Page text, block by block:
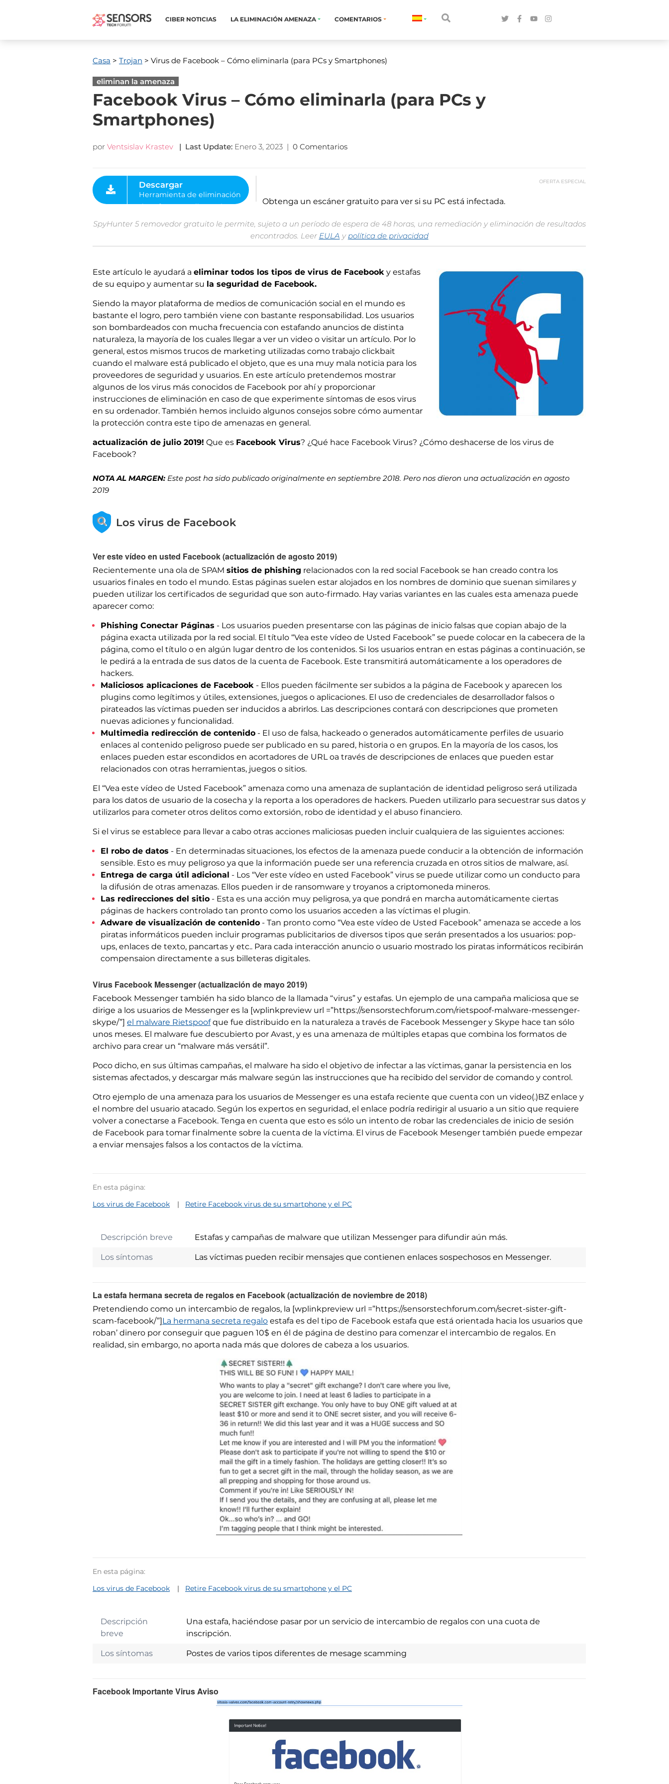
CIBER NOTICIAS LA ELIMINACIÓN AMENAZA COMENTARIOS
Casa > Trojan > Virus de Facebook – Cómo eliminarla (para PCs y Smartphones)
eliminan la amenaza
Facebook Virus – Cómo eliminarla (para PCs y
Smartphones)
por Ventsislav Krastev | Last Update: Enero 3, 2023 | 0 Comentarios
OFERTA ESPECIAL
Herramienta de eliminación
de software malintencionado
Obtenga un escáner gratuito para ver si su PC está infectada.
SpyHunter 5 removedor gratuito le permite, sujeto a un período de espera de 48 horas, una remediación y eliminación de resultados
encontrados. Leer EULA ypolítica de privacidad
Este artículo le ayudará a eliminar todos los tipos de virus de Facebook y estafas
de su equipo y aumentar su la seguridad de Facebook.
Siendo la mayor plataforma de medios de comunicación social en el mundo es
bastante el logro, pero también viene con bastante responsabilidad. Los usuarios
son bombardeados con mucha frecuencia con estafando anuncios de distinta
naturaleza, la mayoría de los cuales llegar a ver un video o visitar un artículo. Por lo
general, estos mismos trucos de marketing utilizadas como trabajo clickbait
cuando el malware está publicado el objeto, que es una muy mala noticia para los
proveedores de seguridad y usuarios. En este artículo pretendemos mostrar
algunos de los virus más conocidos de Facebook por ahí y proporcionar
instrucciones de eliminación en caso de que experimente síntomas de esos virus
en su ordenador. También hemos incluido algunos consejos sobre cómo aumentar
la protección contra este tipo de amenazas en general.
actualización de julio 2019! Que es Facebook Virus? ¿Qué hace Facebook Virus? ¿Cómo deshacerse de los virus de
Facebook?
NOTA AL MARGEN: Este post ha sido publicado originalmente en septiembre 2018. Pero nos dieron una actualización en agosto
2019
Los virus de Facebook
Ver este vídeo en usted Facebook (actualización de agosto 2019)
Recientemente una ola de SPAM sitios de phishing relacionados con la red social Facebook se han creado contra los
usuarios finales en todo el mundo. Estas páginas suelen estar alojados en los nombres de dominio que suenan similares y
pueden utilizar los certificados de seguridad que son auto-firmado. Hay varias variantes en las cuales esta amenaza puede
aparecer como:
Phishing Conectar Páginas - Los usuarios pueden presentarse con las páginas de inicio falsas que copian abajo de la
página exacta utilizada por la red social. El título “Vea este vídeo de Usted Facebook” se puede colocar en la cabecera de la
página, como el título o en algún lugar dentro de los contenidos. Si los usuarios entran en estas páginas a continuación, se
le pedirá a la entrada de sus datos de la cuenta de Facebook. Este transmitirá automáticamente a los operadores de
hackers.
Maliciosos aplicaciones de Facebook - Ellos pueden fácilmente ser subidos a la página de Facebook y aparecen los
plugins como legítimos y útiles, extensiones, juegos o aplicaciones. El uso de credenciales de desarrollador falsos o
pirateados las víctimas pueden ser inducidos a abrirlos. Las descripciones contará con descripciones que prometen
nuevas adiciones y funcionalidad.
Multimedia redirección de contenido - El uso de falsa, hackeado o generados automáticamente perfiles de usuario
enlaces al contenido peligroso puede ser publicado en su pared, historia o en grupos. En la mayoría de los casos, los
enlaces pueden estar escondidos en acortadores de URL oa través de descripciones de enlaces que pueden estar
relacionados con otras herramientas, juegos o sitios.
El “Vea este vídeo de Usted Facebook” amenaza como una amenaza de suplantación de identidad peligroso será utilizada
para los datos de usuario de la cosecha y la reporta a los operadores de hackers. Pueden utilizarlo para secuestrar sus datos y
utilizarlos para cometer otros delitos como extorsión, robo de identidad y el abuso financiero.
Si el virus se establece para llevar a cabo otras acciones maliciosas pueden incluir cualquiera de las siguientes acciones:
El robo de datos - En determinadas situaciones, los efectos de la amenaza puede conducir a la obtención de información
sensible. Esto es muy peligroso ya que la información puede ser una referencia cruzada en otros sitios de malware, así.
Entrega de carga útil adicional - Los “Ver este vídeo en usted Facebook” virus se puede utilizar como un conducto para
la difusión de otras amenazas. Ellos pueden ir de ransomware y troyanos a criptomoneda mineros.
Las redirecciones del sitio - Esta es una acción muy peligrosa, ya que pondrá en marcha automáticamente ciertas
páginas de hackers controlado tan pronto como los usuarios acceden a las víctimas el plugin.
Adware de visualización de contenido - Tan pronto como “Vea este vídeo de Usted Facebook” amenaza se accede a los
piratas informáticos pueden incluir programas publicitarios de diversos tipos que serán presentados a los usuarios: pop-
ups, enlaces de texto, pancartas y etc.. Para cada interacción anuncio o usuario mostrado los piratas informáticos recibirán
compensaion directamente a sus billeteras digitales.
Virus Facebook Messenger (actualización de mayo 2019)
Facebook Messenger también ha sido blanco de la llamada “virus” y estafas. Un ejemplo de una campaña maliciosa que se
dirige a los usuarios de Messenger es la [wplinkpreview url =”https://sensorstechforum.com/rietspoof-malware-messenger-
skype/”] el malware Rietspoofque fue distribuido en la naturaleza a través de Facebook Messenger y Skype hace tan sólo
unos meses. El malware fue descubierto por Avast, y es una amenaza de múltiples etapas que combina los formatos de
archivo para crear un “malware más versátil”.
Poco dicho, en sus últimas campañas, el malware ha sido el objetivo de infectar a las víctimas, ganar la persistencia en los
sistemas afectados, y descargar más malware según las instrucciones que ha recibido del servidor de comando y control.
Otro ejemplo de una amenaza para los usuarios de Messenger es una estafa reciente que cuenta con un video(.)BZ enlace y
el nombre del usuario atacado. Según los expertos en seguridad, el enlace podría redirigir al usuario a un sitio que requiere
volver a conectarse a Facebook. Tenga en cuenta que esto es sólo un intento de robar las credenciales de inicio de sesión
de Facebook para tomar finalmente sobre la cuenta de la víctima. El virus de Facebook Mesenger también puede empezar
a enviar mensajes falsos a los contactos de la víctima.
En esta página:
Los virus de Facebook
Retire Facebook virus de su smartphone y el PC
Descripción breve Estafas y campañas de malware que utilizan Messenger para difundir aún más.
Los síntomas Las víctimas pueden recibir mensajes que contienen enlaces sospechosos en Messenger.
La estafa hermana secreta de regalos en Facebook (actualización de noviembre de 2018)
Pretendiendo como un intercambio de regalos, la [wplinkpreview url =”https://sensorstechforum.com/secret-sister-gift-
scam-facebook/”]La hermana secreta regalo estafa es del tipo de Facebook estafa que está orientada hacia los usuarios que
roban’ dinero por conseguir que paguen 10$ en él de página de destino para comenzar el intercambio de regalos. En
realidad, sin embargo, no aporta nada más que dolores de cabeza a los usuarios.
En esta página:
Los virus de Facebook
Retire Facebook virus de su smartphone y el PC
Descripción
breve
Una estafa, haciéndose pasar por un servicio de intercambio de regalos con una cuota de
inscripción.
Los síntomas Postes de varios tipos diferentes de mesage scamming
Facebook Importante Virus Aviso